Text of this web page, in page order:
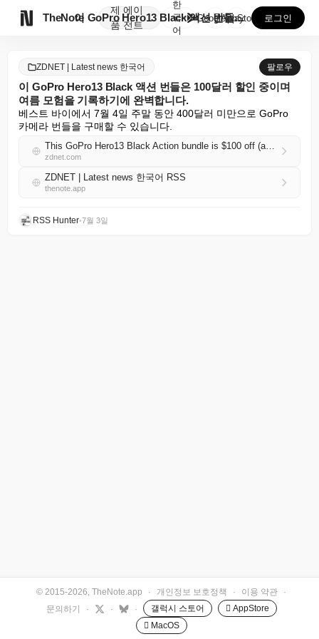
TheNote
제
품
에이
전트
이 GoPro Hero13 Black 액션 번들은 10...
한
국
어
GooglePlay
AppStore 로그인
ZDNET | Latest news 한국어 팔로우
이 GoPro Hero13 Black 액션 번들은 100달러 할인 중이며
여름 모험을 기록하기에 완벽합니다.
베스트 바이에서 7월 4일 주말 동안 400달러 미만으로 GoPro
카메라 번들을 구매할 수 있습니다.
This GoPro Hero13 Black Action bundle is $100 off (and it's perfect for documenting summer adventures)
zdnet.com
ZDNET | Latest news 한국어 RSS
thenote.app
RSS Hunter•7월 3일
© 2015-2026, TheNote.app · 개인정보 보호정책 · 이용 약관
·
문의하기
· · · 갤럭시 스토어
 AppStore
 MacOS